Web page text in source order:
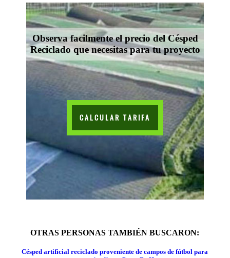
Observa facilmente el precio del Césped
Reciclado que necesitas para tu proyecto
CALCULAR TARIFA
OTRAS PERSONAS TAMBIÉN BUSCARON:
Césped artificial reciclado proveniente de campos de fútbol para